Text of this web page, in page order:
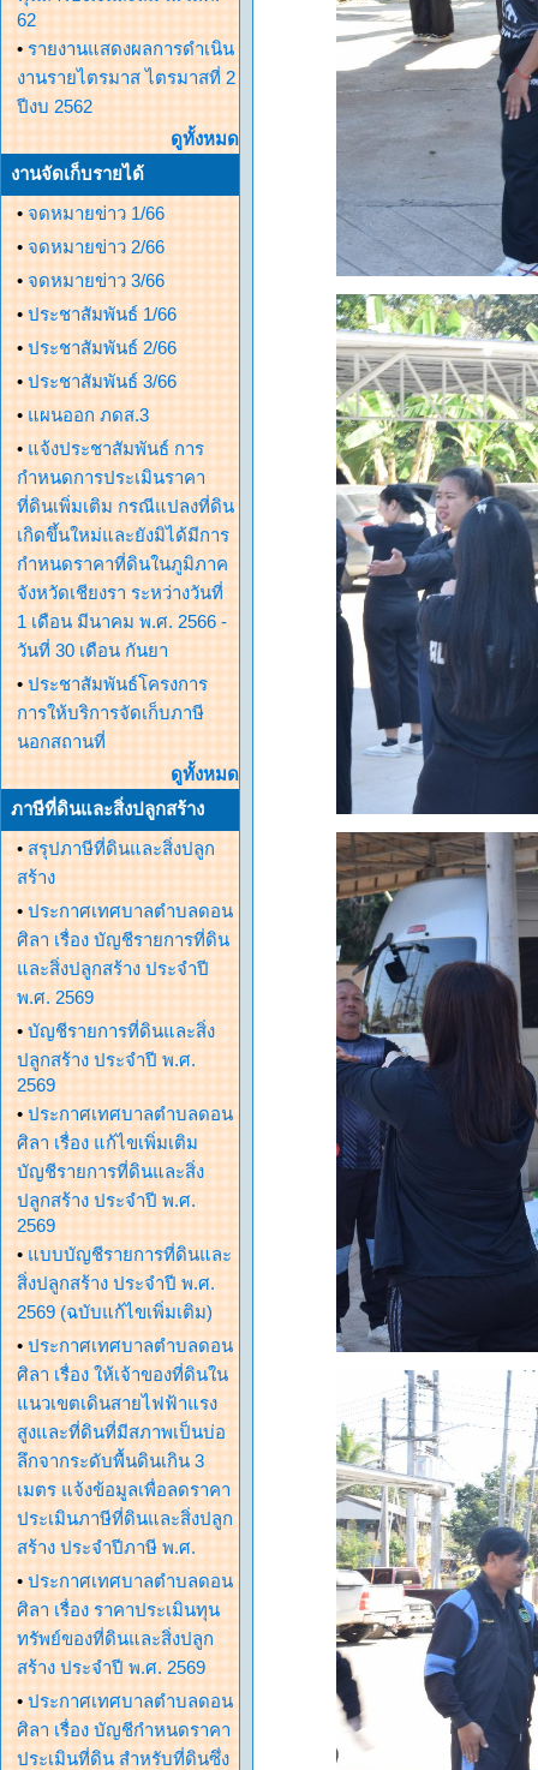
62
• รายงานแสดงผลการดำเนิน
งานรายไตรมาส ไตรมาสที่ 2
ปีงบ 2562
ดูทั้งหมด
งานจัดเก็บรายได้
• จดหมายข่าว 1/66
• จดหมายข่าว 2/66
• จดหมายข่าว 3/66
• ประชาสัมพันธ์ 1/66
• ประชาสัมพันธ์ 2/66
• ประชาสัมพันธ์ 3/66
• แผนออก ภดส.3
• แจ้งประชาสัมพันธ์ การ
กำหนดการประเมินราคา
ที่ดินเพิ่มเติม กรณีแปลงที่ดิน
เกิดขึ้นใหม่และยังมิได้มีการ
กำหนดราคาที่ดินในภูมิภาค
จังหวัดเชียงรา ระหว่างวันที่
1 เดือน มีนาคม พ.ศ. 2566 -
วันที่ 30 เดือน กันยา
• ประชาสัมพันธ์โครงการ
การให้บริการจัดเก็บภาษี
นอกสถานที่
ดูทั้งหมด
ภาษีที่ดินและสิ่งปลูกสร้าง
• สรุปภาษีที่ดินและสิ่งปลูก
สร้าง
• ประกาศเทศบาลตำบลดอน
ศิลา เรื่อง บัญชีรายการที่ดิน
และสิ่งปลูกสร้าง ประจำปี
พ.ศ. 2569
• บัญชีรายการที่ดินและสิ่ง
ปลูกสร้าง ประจำปี พ.ศ.
2569
• ประกาศเทศบาลตำบลดอน
ศิลา เรื่อง แก้ไขเพิ่มเติม
บัญชีรายการที่ดินและสิ่ง
ปลูกสร้าง ประจำปี พ.ศ.
2569
• แบบบัญชีรายการที่ดินและ
สิ่งปลูกสร้าง ประจำปี พ.ศ.
2569 (ฉบับแก้ไขเพิ่มเติม)
• ประกาศเทศบาลตำบลดอน
ศิลา เรื่อง ให้เจ้าของที่ดินใน
แนวเขตเดินสายไฟฟ้าแรง
สูงและที่ดินที่มีสภาพเป็นบ่อ
ลึกจากระดับพื้นดินเกิน 3
เมตร แจ้งข้อมูลเพื่อลดราคา
ประเมินภาษีที่ดินและสิ่งปลูก
สร้าง ประจำปีภาษี พ.ศ.
• ประกาศเทศบาลตำบลดอน
ศิลา เรื่อง ราคาประเมินทุน
ทรัพย์ของที่ดินและสิ่งปลูก
สร้าง ประจำปี พ.ศ. 2569
• ประกาศเทศบาลตำบลดอน
ศิลา เรื่อง บัญชีกำหนดราคา
ประเมินที่ดิน สำหรับที่ดินซึ่ง